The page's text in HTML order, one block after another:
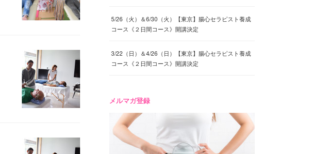
5/26（火）＆6/30（火）【東京】腸心セラピスト養成
コース《２日間コース》開講決定
3/22（日）＆4/26（日）【東京】腸心セラピスト養成
コース《２日間コース》開講決定
メルマガ登録